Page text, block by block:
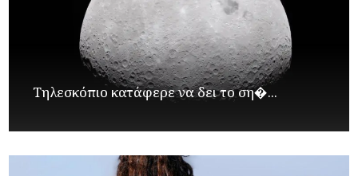
Τηλεσκόπιο κατάφερε να δει το ση�...